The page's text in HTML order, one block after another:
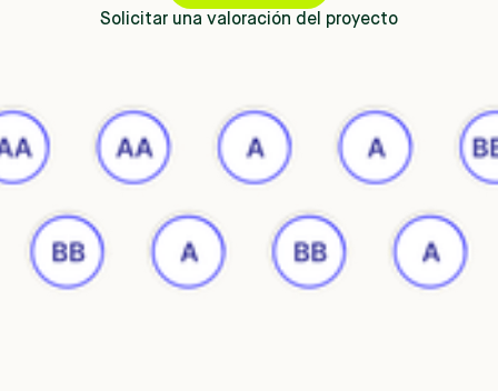
Solicitar una valoración del proyecto